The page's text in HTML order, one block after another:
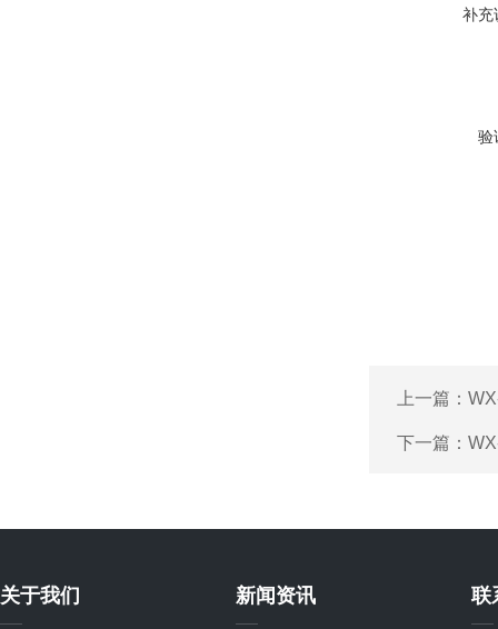
补充
验
上一篇：
下一篇：
关于我们 新闻资讯 联